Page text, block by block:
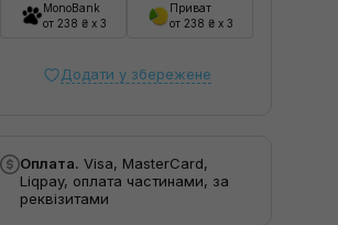
MonoBank
от 238 ₴ x 3
Приват
от 238 ₴ x 3
Додати у збережене
Оплата. Visa, MasterCard,
Liqpay, оплата частинами, за
реквізитами